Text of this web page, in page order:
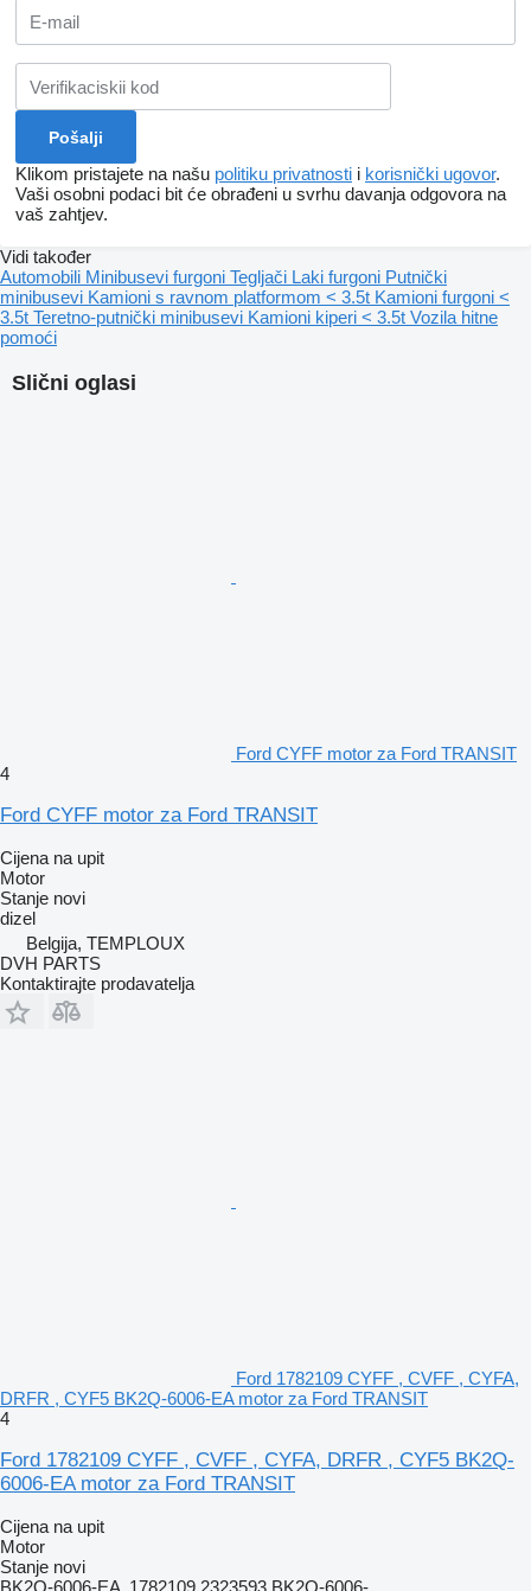
Klikom pristajete na našu politiku privatnosti i korisnički ugovor.
Vaši osobni podaci bit će obrađeni u svrhu davanja odgovora na
vaš zahtjev.
Slični oglasi
Ford CYFF motor za Ford TRANSIT
4
Ford CYFF motor za Ford TRANSIT
Cijena na upit
Motor
Stanje novi
dizel
Belgija, TEMPLOUX
DVH PARTS
Kontaktirajte prodavatelja
Ford 1782109 CYFF , CVFF , CYFA,
DRFR , CYF5 BK2Q-6006-EA motor za Ford TRANSIT
4
Ford 1782109 CYFF , CVFF , CYFA, DRFR , CYF5 BK2Q-
6006-EA motor za Ford TRANSIT
Cijena na upit
Motor
Stanje novi
Vidi također
Automobili Minibusevi furgoni Tegljači Laki furgoni Putnički
minibusevi Kamioni s ravnom platformom < 3.5t Kamioni furgoni <
3.5t Teretno-putnički minibusevi Kamioni kiperi < 3.5t Vozila hitne
pomoći